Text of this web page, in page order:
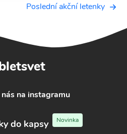
Poslední akční letenky
na instagramu
do kapsy Novinka